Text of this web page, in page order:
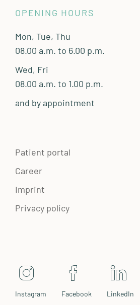
OPENING HOURS
Mon, Tue, Thu
08.00 a.m. to 6.00 p.m.
Wed, Fri
08.00 a.m. to 1.00 p.m.
and by appointment
Patient portal
Career
Imprint
Privacy policy
Instagram Facebook LinkedIn